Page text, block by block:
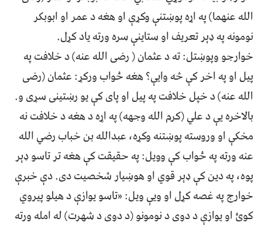
الله عنهما) په اړه پوښتنې وکړې او هغه د عمر او ابوبکر
نومونه په ډېر تعریف او ستاینې سره ورته یاد کړل.
خوارجو وپوښتل: ته د عثمان ( رضی الله عنه) د خلافت په
پيل او په اخر کې څه وايې؟ هغه ځواب ورکړ: عثمان (رضی
الله عنه) د خپل خلافت په پیل او پای کې یو رښتینی سړی و.
بالاخره يې د علي (کرم الله وجهه) په اړه د هغه د خلافت نه
مخکې او وروسته پوښتنه وکړه، عبدالله بن خباب رضي الله
عنه ورته په ځواب کې وويل: په حقيقت کې هغه تر تاسو ډېر
پوه، په دين کې ډېر قوي او هوښيار شخصیت دی. دې خبرې
خوارج په غصه کړل او ویې ویل: «تاسو یوازې د هیلو پیروي
کوئ او یوازې د دوی د نومونو (د دوی د شهرت) له امله ورته